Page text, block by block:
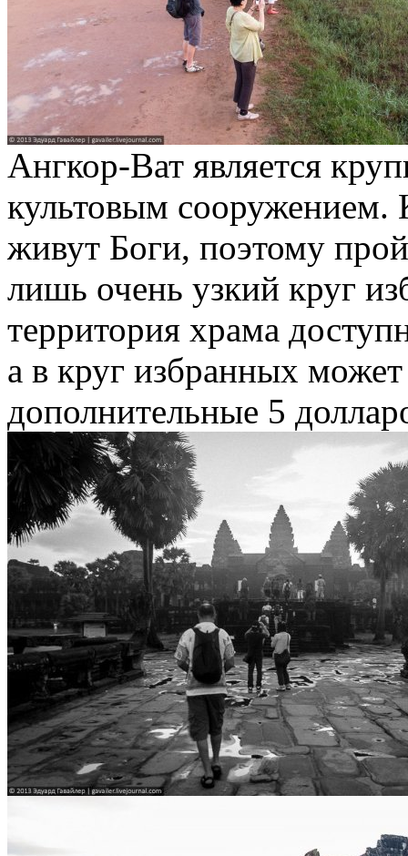
Ангкор-Ват является
культовым сооружением.
живут Боги, поэтому
лишь очень узкий круг
территория храма
а в круг избранных
дополнительные 5